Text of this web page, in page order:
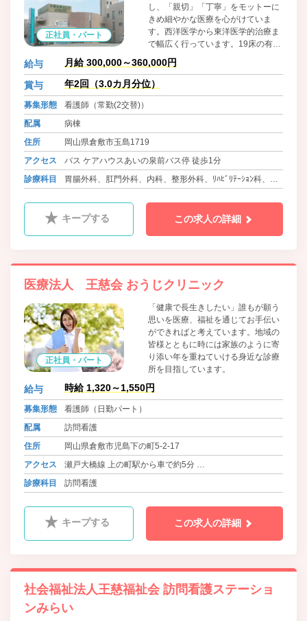
正社員・パート
し、「親切」「丁寧」をモットーに
きめ細やかな医療を心がけていま
す。西洋医学から東洋医学的治療ま
で幅広く行っています。19床の有床
診療所・居宅介護支援・訪問介護・
通所介護・グループホーム等多彩な
事業があります。併設にケアハウ
ス・小規模特養等の施設がありま
給与 月給 300,000～360,000円
賞与 年2回（3.0カ月分位）
募集形態
看護師（常勤(2交替)）
配属
病棟
住所
岡山県倉敷市玉島1719
アクセス
バス ケアハウスあいの泉前バス停 徒歩1分
診療科目
胃腸外科、肛門外科、内科、整形外科、ﾘﾊﾋﾞﾘﾃｰｼｮﾝ科、皮
キープする この求人の詳細
医療法人 王慈会 おうじクリニック
正社員・パート
「健康で長生きしたい」誰もが願う
思いを医療、福祉を通じてお手伝い
ができればと考えています。地域の
皆様とともに時には家族のように寄
り添い年を重ねていける身近な診療
所を目指しています。
給与 時給 1,320～1,550円
募集形態
看護師（日勤パート）
配属
訪問看護
住所
岡山県倉敷市児島下の町5-2-17
アクセス
瀬戸大橋線 上の町駅から車で約5分
バス 下電バス 児島循環線ふれあい号 王慈園前 徒歩1分
診療科目 訪問看護
キープする この求人の詳細
社会福祉法人王慈福祉会 訪問看護ステーショ
ンみらい